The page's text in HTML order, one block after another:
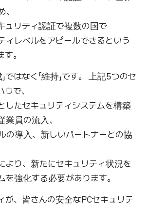
ュリティ認証で複数の国で
ィレベルをアピールできるという
。
ではなく「維持」です。 上記5つのセ
で、
したセキュリティシステムを構築
業員の流入、
の導入、新しいパートナーとの協
より、新たにセキュリティ状況を
を強化する必要があります。
が、皆さんの安全なPCセキュリテ